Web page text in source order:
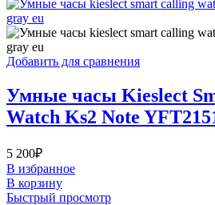
Добавить для сравнения
Умные часы Kieslect
Watch Ks2 Note
5 200₽
В избранное
В корзину
Быстрый просмотр